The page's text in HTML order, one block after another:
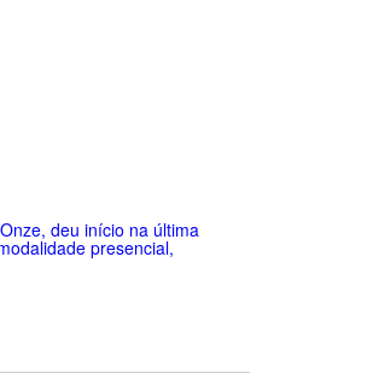
deu início na última
presencial,